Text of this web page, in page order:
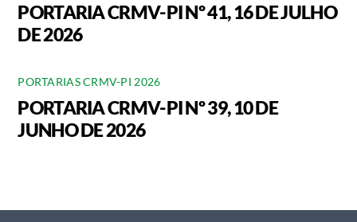
PORTARIA CRMV-PI Nº 41, 16 DE JULHO
DE 2026
PORTARIAS CRMV-PI 2026
PORTARIA CRMV-PI Nº 39, 10 DE
JUNHO DE 2026